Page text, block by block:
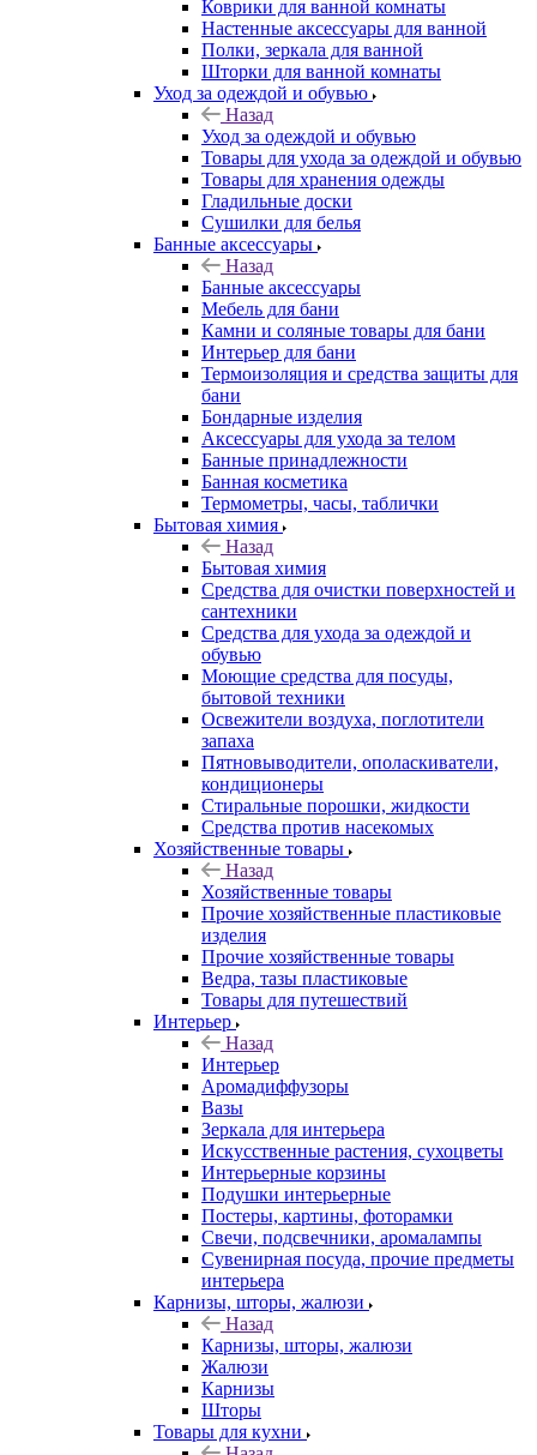
Коврики для ванной комнаты
Настенные аксессуары для ванной
Полки, зеркала для ванной
Шторки для ванной комнаты
Уход за одеждой и обувью
Назад
Уход за одеждой и обувью
Товары для ухода за одеждой и обувью
Товары для хранения одежды
Гладильные доски
Сушилки для белья
Банные аксессуары
Назад
Банные аксессуары
Мебель для бани
Камни и соляные товары для бани
Интерьер для бани
Термоизоляция и средства защиты для
бани
Бондарные изделия
Аксеcсуары для ухода за телом
Банные принадлежности
Банная косметика
Термометры, часы, таблички
Бытовая химия
Назад
Бытовая химия
Средства для очистки поверхностей и
сантехники
Средства для ухода за одеждой и
обувью
Моющие средства для посуды,
бытовой техники
Освежители воздуха, поглотители
запаха
Пятновыводители, ополаскиватели,
кондиционеры
Стиральные порошки, жидкости
Средства против насекомых
Хозяйственные товары
Назад
Хозяйственные товары
Прочие хозяйственные пластиковые
изделия
Прочие хозяйственные товары
Ведра, тазы пластиковые
Товары для путешествий
Интерьер
Назад
Интерьер
Аромадиффузоры
Вазы
Зеркала для интерьера
Искусственные растения, сухоцветы
Интерьерные корзины
Подушки интерьерные
Постеры, картины, фоторамки
Свечи, подсвечники, аромалампы
Сувенирная посуда, прочие предметы
интерьера
Карнизы, шторы, жалюзи
Назад
Карнизы, шторы, жалюзи
Жалюзи
Карнизы
Шторы
Товары для кухни